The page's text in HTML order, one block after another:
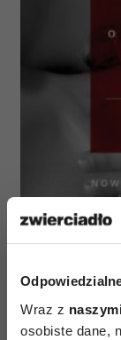
Wraz z
osobiste dane,
się zjawisko